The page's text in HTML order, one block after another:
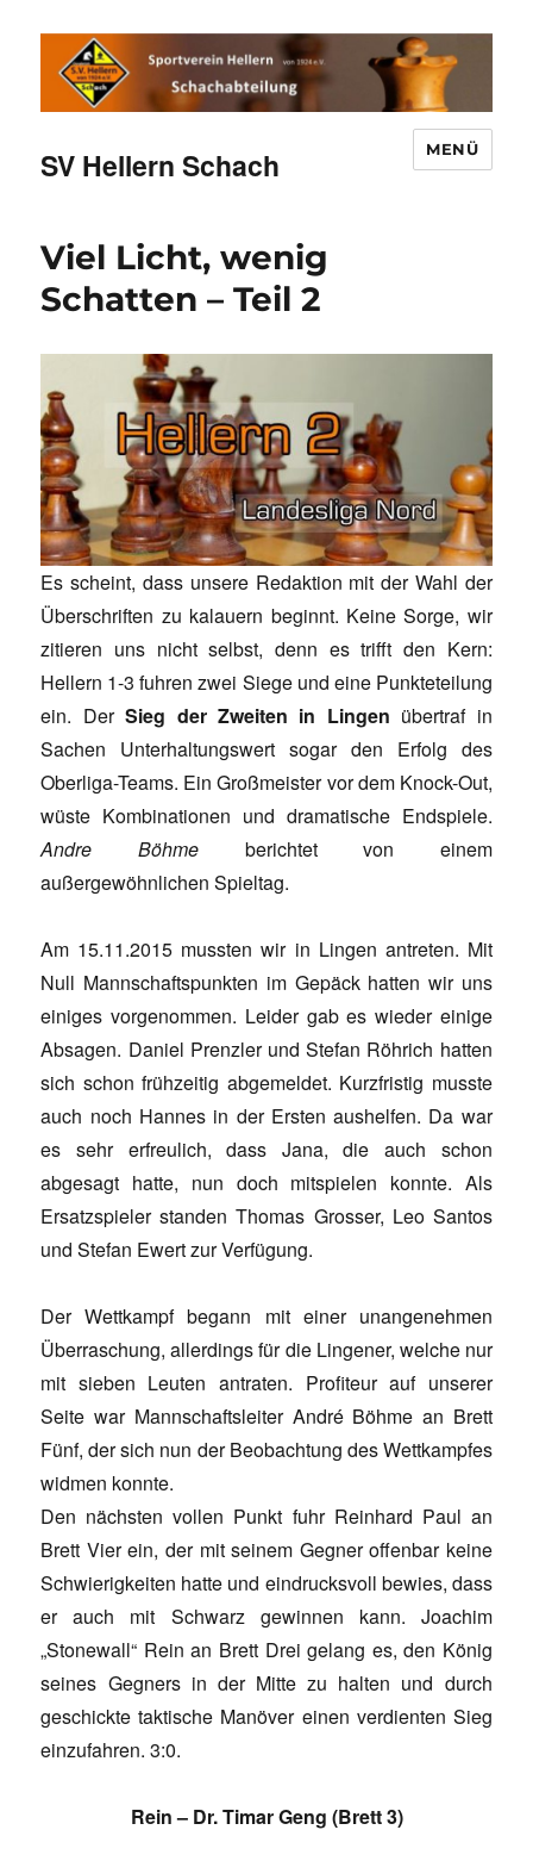
SV Hellern Schach MENÜ
Viel Licht, wenig
Schatten – Teil 2
Es scheint, dass unsere Redaktion mit der Wahl der
Überschriften zu kalauern beginnt. Keine Sorge, wir
zitieren uns nicht selbst, denn es trifft den Kern:
Hellern 1-3 fuhren zwei Siege und eine Punkteteilung
ein. DerSieg der Zweiten in Lingen übertraf in
Sachen Unterhaltungswert sogar den Erfolg des
Oberliga-Teams. Ein Großmeister vor dem Knock-Out,
wüste Kombinationen und dramatische Endspiele.
Andre Böhmeberichtet von einem
außergewöhnlichen Spieltag.
Am 15.11.2015 mussten wir in Lingen antreten. Mit
Null Mannschaftspunkten im Gepäck hatten wir uns
einiges vorgenommen. Leider gab es wieder einige
Absagen. Daniel Prenzler und Stefan Röhrich hatten
sich schon frühzeitig abgemeldet. Kurzfristig musste
auch noch Hannes in der Ersten aushelfen. Da war
es sehr erfreulich, dass Jana, die auch schon
abgesagt hatte, nun doch mitspielen konnte. Als
Ersatzspieler standen Thomas Grosser, Leo Santos
und Stefan Ewert zur Verfügung.
Der Wettkampf begann mit einer unangenehmen
Überraschung, allerdings für die Lingener, welche nur
mit sieben Leuten antraten. Profiteur auf unserer
Seite war Mannschaftsleiter André Böhme an Brett
Fünf, der sich nun der Beobachtung des Wettkampfes
widmen konnte.
Den nächsten vollen Punkt fuhr Reinhard Paul an
Brett Vier ein, der mit seinem Gegner offenbar keine
Schwierigkeiten hatte und eindrucksvoll bewies, dass
er auch mit Schwarz gewinnen kann. Joachim
„Stonewall“ Rein an Brett Drei gelang es, den König
seines Gegners in der Mitte zu halten und durch
geschickte taktische Manöver einen verdienten Sieg
einzufahren. 3:0.
Rein – Dr. Timar Geng (Brett 3)